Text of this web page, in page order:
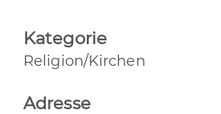
Kategorie
Religion/Kirchen
Adresse